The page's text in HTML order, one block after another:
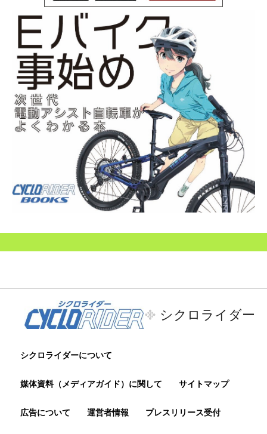
シクロライダー
シクロライダーについて
媒体資料（メディアガイド）に関して サイトマップ
広告について 運営者情報 プレスリリース受付